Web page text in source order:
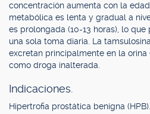
concentración aumenta con la
metabólica es lenta y gradual a
es prolongada (10-13 horas), lo
una sola toma diaria. La
excretan principalmente en la orina
como droga inalterada.
Indicaciones.
Hipertrofia prostática benigna (HPB).